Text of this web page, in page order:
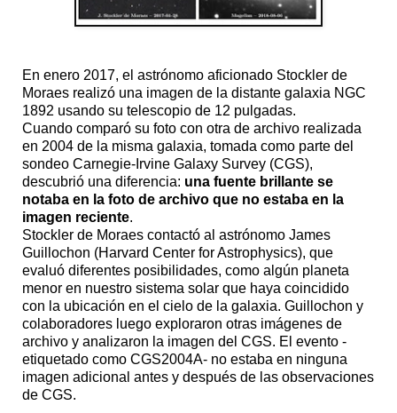
En enero 2017, el astrónomo aficionado Stockler de
Moraes realizó una imagen de la distante galaxia NGC
1892 usando su telescopio de 12 pulgadas.
Cuando comparó su foto con otra de archivo realizada
en 2004 de la misma galaxia, tomada como parte del
sondeo Carnegie-Irvine Galaxy Survey (CGS),
descubrió una diferencia: una fuente brillante se
notaba en la foto de archivo que no estaba en la
imagen reciente.
Stockler de Moraes contactó al astrónomo James
Guillochon (Harvard Center for Astrophysics), que
evaluó diferentes posibilidades, como algún planeta
menor en nuestro sistema solar que haya coincidido
con la ubicación en el cielo de la galaxia. Guillochon y
colaboradores luego exploraron otras imágenes de
archivo y analizaron la imagen del CGS. El evento -
etiquetado como CGS2004A- no estaba en ninguna
imagen adicional antes y después de las observaciones
de CGS.